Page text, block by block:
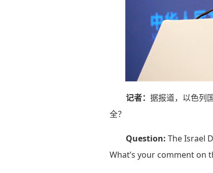
记者： 据报道，以色列
全？
Question: The Israel
What’s your comment on